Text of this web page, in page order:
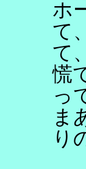
ホ
て
て
慌
っ
ま
り